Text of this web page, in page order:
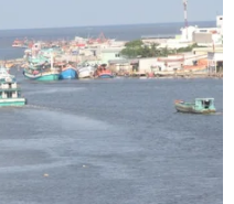
được hôm 21/5 cho thấy
trái phép ở Biển Đông.
và các trang mạng
sự Mỹ cho biết
giữ một thiết bị